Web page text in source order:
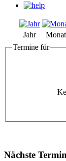
Jahr Monat
Termine für
Nächste